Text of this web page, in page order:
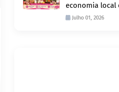
economia local
produção
Julho 01, 2026